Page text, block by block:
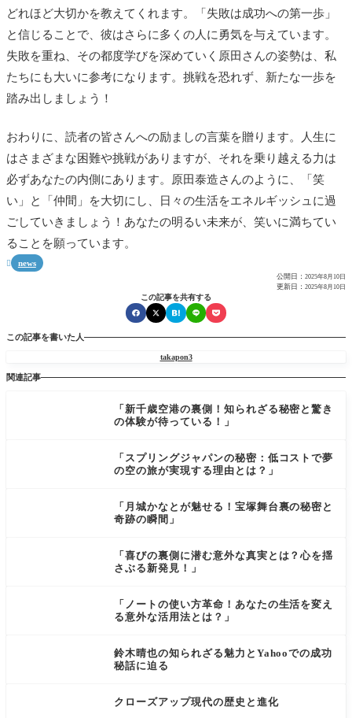
どれほど大切かを教えてくれます。「失敗は成功への第一歩」
と信じることで、彼はさらに多くの人に勇気を与えています。
失敗を重ね、その都度学びを深めていく原田さんの姿勢は、私
たちにも大いに参考になります。挑戦を恐れず、新たな一歩を
踏み出しましょう！
おわりに、読者の皆さんへの励ましの言葉を贈ります。人生に
はさまざまな困難や挑戦がありますが、それを乗り越える力は
必ずあなたの内側にあります。原田泰造さんのように、「笑
い」と「仲間」を大切にし、日々の生活をエネルギッシュに過
ごしていきましょう！あなたの明るい未来が、笑いに満ちてい
ることを願っています。
 news
公開日： 2025年8月10日
更新日： 2025年8月10日
この記事を共有する
この記事を書いた人
takapon3
関連記事
「新千歳空港の裏側！知られざる秘密と驚き
の体験が待っている！」
「スプリングジャパンの秘密：低コストで夢
の空の旅が実現する理由とは？」
「月城かなとが魅せる！宝塚舞台裏の秘密と
奇跡の瞬間」
「喜びの裏側に潜む意外な真実とは？心を揺
さぶる新発見！」
「ノートの使い方革命！あなたの生活を変え
る意外な活用法とは？」
鈴木晴也の知られざる魅力とYahooでの成功
秘話に迫る
クローズアップ現代の歴史と進化